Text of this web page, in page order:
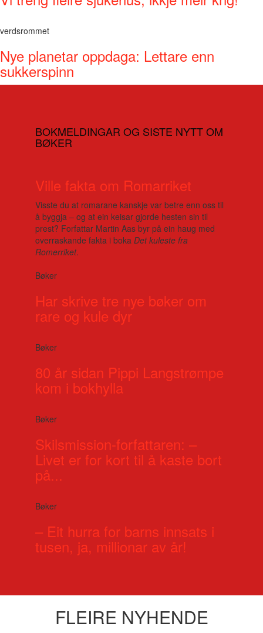
verdsrommet
Nye planetar oppdaga: Lettare enn
sukkerspinn
BOKMELDINGAR OG SISTE NYTT OM
BØKER
Ville fakta om Romarriket
Visste du at romarane kanskje var betre enn oss til
å byggja – og at ein keisar gjorde hesten sin til
prest? Forfattar Martin Aas byr på ein haug med
overraskande fakta i boka Det kuleste fra
Romerriket.
Bøker
Har skrive tre nye bøker om
rare og kule dyr
Bøker
80 år sidan Pippi Langstrømpe
kom i bokhylla
Bøker
Skilsmission-forfattaren: –
Livet er for kort til å kaste bort
på...
Bøker
– Eit hurra for barns innsats i
tusen, ja, millionar av år!
FLEIRE NYHENDE